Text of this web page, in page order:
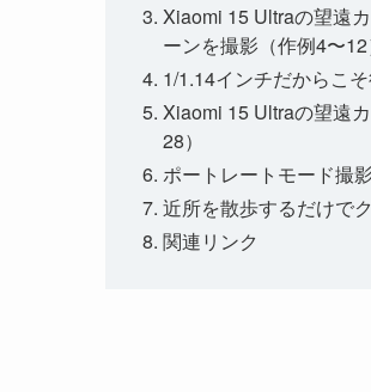
Xiaomi 15 Ultraの望遠
ーンを撮影（作例4〜12
1/1.14インチだからこ
Xiaomi 15 Ultraの望遠
28）
ポートレートモード撮
近所を散歩するだけで
関連リンク